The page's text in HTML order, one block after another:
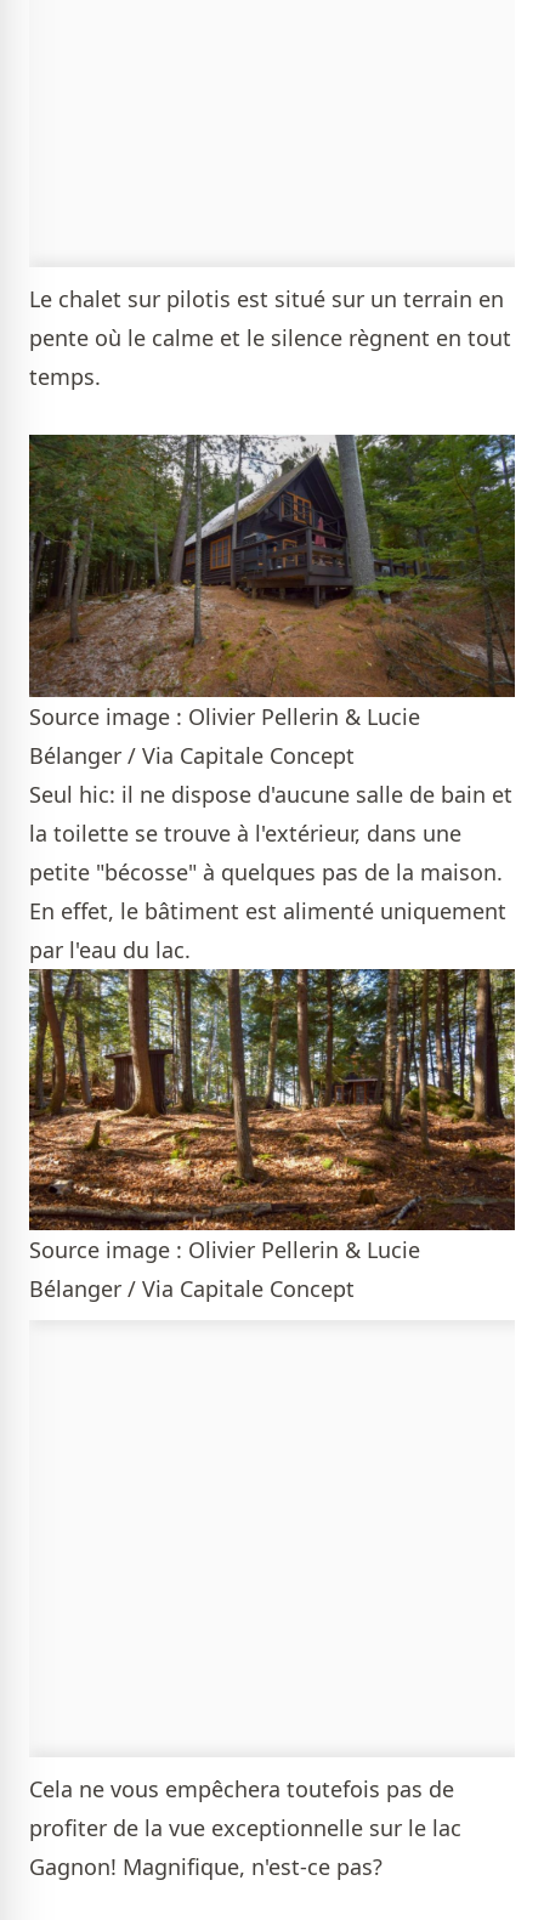
Le chalet sur pilotis est situé sur un terrain en
pente où le calme et le silence règnent en tout
temps.
Source image : Olivier Pellerin & Lucie
Bélanger / Via Capitale Concept
Seul hic: il ne dispose d'aucune salle de bain et
la toilette se trouve à l'extérieur, dans une
petite "bécosse" à quelques pas de la maison.
En effet, le bâtiment est alimenté uniquement
par l'eau du lac.
Source image : Olivier Pellerin & Lucie
Bélanger / Via Capitale Concept
Cela ne vous empêchera toutefois pas de
profiter de la vue exceptionnelle sur le lac
Gagnon! Magnifique, n'est-ce pas?